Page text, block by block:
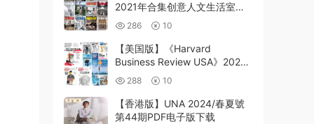
2021年合集创意人文生活室内
软装设计装饰PDF杂志（12本）
286 10
【美国版】《Harvard
Business Review USA》2021
年合集哈佛商业评论期刊杂志
pdf（10本）
288 10
【香港版】UNA 2024/春夏號
第44期PDF电子版下载